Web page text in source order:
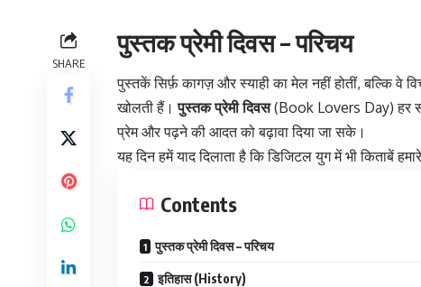
SHARE
पुस्तक प्रेमी दिवस – परिचय
पुस्तकें सिर्फ़ कागज़ और स्याही का मेल नहीं होतीं, बल्कि वे
खोलती हैं।पुस्तक प्रेमी दिवस(Book Lovers Day) हर
प्रेम और पढ़ने की आदत को बढ़ावा दिया जा सके।
यह दिन हमें याद दिलाता है कि डिजिटल युग में भी किताबें
Contents
पुस्तक प्रेमी दिवस – परिचय
इतिहास (History)